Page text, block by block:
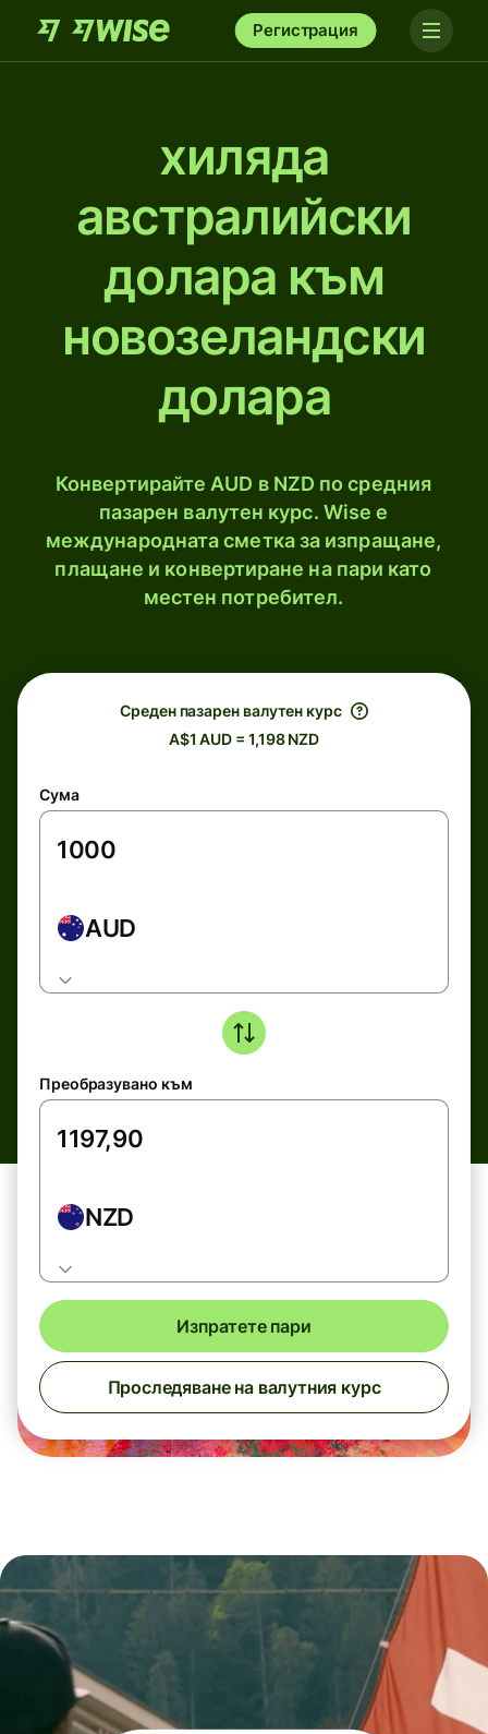
Регистрация
хиляда
австралийски
доларa към
новозеландски
долара
Конвертирайте AUD в NZD по средния
пазарен валутен курс. Wise е
международната сметка за изпращане,
плащане и конвертиране на пари като
местен потребител.
Среден пазарен валутен курс
A$1 AUD = 1,198 NZD
Сума
AUD
Преобразувано към
NZD
Изпратете пари
Проследяване на валутния курс